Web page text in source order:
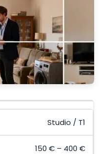
Studio / T1
150 € – 400 €